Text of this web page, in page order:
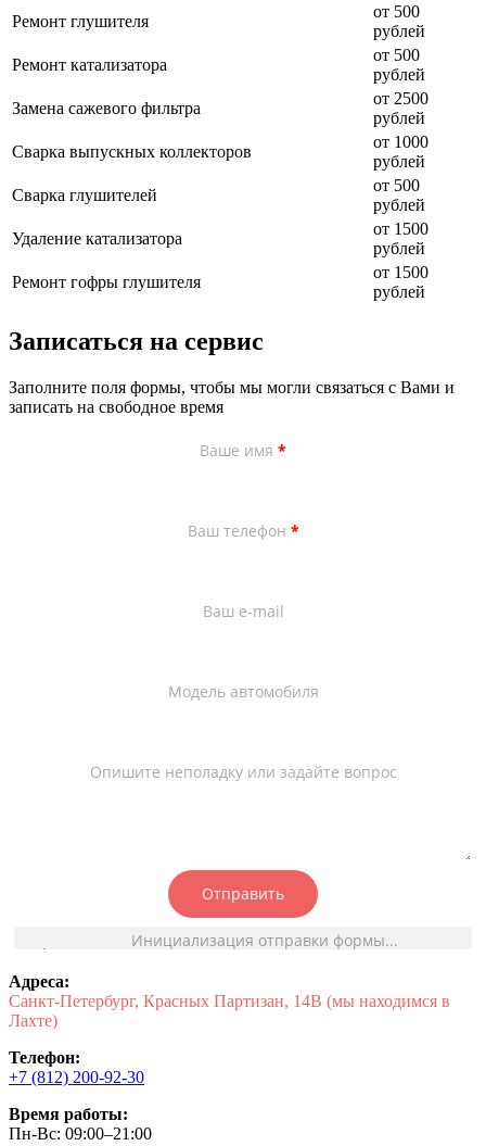
Ремонт глушителя
от 500
рублей
Ремонт катализатора
от 500
рублей
Замена сажевого фильтра
от 2500
рублей
Сварка выпускных коллекторов
от 1000
рублей
Сварка глушителей
от 500
рублей
Удаление катализатора
от 1500
рублей
Ремонт гофры глушителя
от 1500
рублей
Записаться на сервис
Заполните поля формы, чтобы мы могли связаться с Вами и
записать на свободное время
Ваше имя *
Ваш телефон *
Ваш e-mail
Модель автомобиля
Опишите неполадку или задайте вопрос
Отправить
Инициализация отправки формы...
Адреса:
Санкт-Петербург, Красных Партизан, 14В (мы находимся в
Лахте)
Телефон:
+7 (812) 200-92-30
Время работы:
Пн-Вс: 09:00–21:00